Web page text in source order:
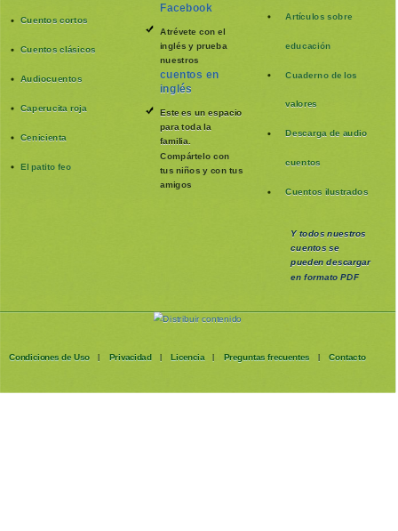
Cuentos cortos
Cuentos clásicos
Audiocuentos
Caperucita roja
Cenicienta
El patito feo
Facebook
Atrévete con el
inglés y prueba
nuestros
cuentos en
inglés
Este es un espacio
para toda la
familia.
Compártelo con
tus niños y con tus
amigos
Artículos sobre
educación
Cuaderno de los
valores
Descarga de audio
cuentos
Cuentos ilustrados
Y todos nuestros
cuentos se
puedendescargar
en formato PDF
Condiciones de Uso | Privacidad | Licencia | Preguntas frecuentes | Contacto